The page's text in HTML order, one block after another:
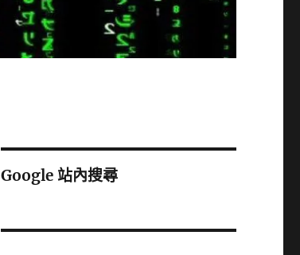
Google 站內搜尋